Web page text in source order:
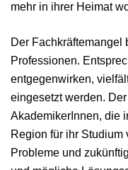
mehr in ihrer Heimat
Der Fachkräftemangel
Professionen.
entgegenwirken,
eingesetzt werden.
AkademikerInnen, die
Region für ihr
Probleme und